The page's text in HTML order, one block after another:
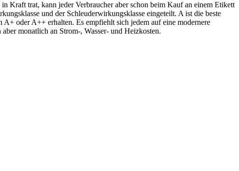
Kraft trat, kann jeder Verbraucher aber schon beim Kauf an einem Etikett
und der Schleuderwirkungsklasse eingeteilt. A ist die beste
A+ oder A++ erhalten. Es empfiehlt sich jedem auf eine modernere
monatlich an Strom-, Wasser- und Heizkosten.